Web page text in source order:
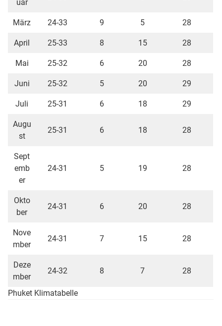
uar
März 24-33 9 5 28
April 25-33 8 15 28
Mai 25-32 6 20 28
Juni 25-32 5 20 29
Juli 25-31 6 18 29
Augu
st
25-31 6 18 28
Sept
emb
er
24-31 5 19 28
Okto
ber
24-31 6 20 28
Nove
mber
24-31 7 15 28
Deze
mber
24-32 8 7 28
Phuket Klimatabelle